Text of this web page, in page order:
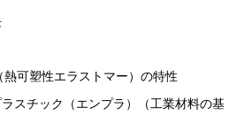
可塑性エラストマー）の特性
スチック（エンプラ）（工業材料の基